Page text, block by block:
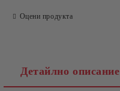
Оцени продукта
Детайлно описание